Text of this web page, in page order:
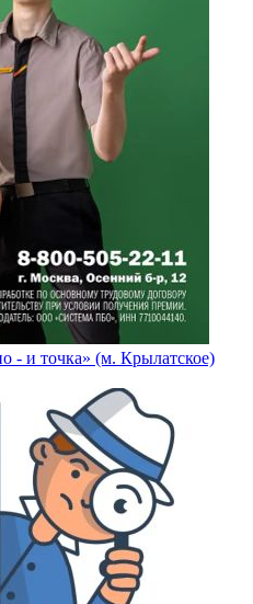
- и точка» (м. Крылатское)